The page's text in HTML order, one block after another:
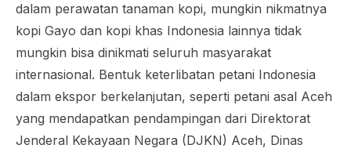
dalam perawatan tanaman kopi, mungkin nikmatnya
kopi Gayo dan kopi khas Indonesia lainnya tidak
mungkin bisa dinikmati seluruh masyarakat
internasional. Bentuk keterlibatan petani Indonesia
dalam ekspor berkelanjutan, seperti petani asal Aceh
yang mendapatkan pendampingan dari Direktorat
Jenderal Kekayaan Negara (DJKN) Aceh, Dinas